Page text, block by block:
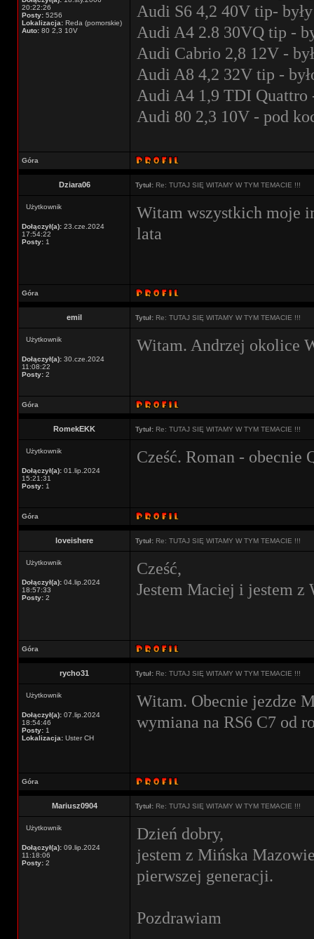
20:22:26
Posty: 5256
Lokalizacja: Reda (pomorskie)
Auto: 80 2,3 10V
Audi S6 4,2 40V tip- były
Audi A4 2.8 30VQ tip -
Audi Cabrio 2,8 12V -
Audi A8 4,2 32V tip -
Audi A4 1,9 TDI Quattro
Audi 80 2,3 10V - pod
Góra
Dziara06 Tytuł: Re: TUTAJ SIĘ WITAMY W TYM TEMACIE !!!
Użytkownik
Dołączył(a): 23.cze.2024
17:54:22
Posty: 1
Witam wszystkich moje
lata
Góra
emil Tytuł: Re: TUTAJ SIĘ WITAMY W TYM TEMACIE !!!
Użytkownik
Dołączył(a): 30.cze.2024
11:08:22
Posty: 2
Witam. Andrzej okolice
Góra
RomekEKK Tytuł: Re: TUTAJ SIĘ WITAMY W TYM TEMACIE !!!
Użytkownik
Dołączył(a): 01.lip.2024
15:21:31
Posty: 1
Cześć. Roman - obecnie
Góra
loveishere Tytuł: Re: TUTAJ SIĘ WITAMY W TYM TEMACIE !!!
Użytkownik
Dołączył(a): 04.lip.2024
18:57:33
Posty: 2
Cześć,
Jestem Maciej i jestem z
Góra
rycho31 Tytuł: Re: TUTAJ SIĘ WITAMY W TYM TEMACIE !!!
Użytkownik
Dołączył(a): 07.lip.2024
18:54:46
Posty: 1
Lokalizacja: Uster CH
Witam. Obecnie jezdze
wymiana na RS6 C7 od
Góra
Mariusz0904 Tytuł: Re: TUTAJ SIĘ WITAMY W TYM TEMACIE !!!
Użytkownik
Dołączył(a): 09.lip.2024
11:18:06
Posty: 2
Dzień dobry,
jestem z Mińska
pierwszej generacji.
Pozdrawiam